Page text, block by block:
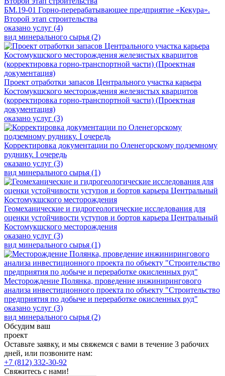
БМ.19-01 Горно-перерабатывающее предприятие «Кекура».
Второй этап строительства
оказано услуг (4)
вид минерального сырья (2)
Проект отработки запасов Центрального участка карьера
Костомукшского месторождения железистых кварцитов
(корректировка горно-транспортной части) (Проектная
документация)
оказано услуг (3)
Корректировка документации по Оленегорскому подземному
руднику. I очередь
оказано услуг (3)
вид минерального сырья (1)
Геомеханические и гидрогеологические исследования для
оценки устойчивости уступов и бортов карьера Центральный
Костомукшского месторождения
оказано услуг (3)
вид минерального сырья (1)
Месторождение Полянка, проведение инжинирингового
анализа инвестиционного проекта по объекту "Строительство
предприятия по добыче и переработке окисленных руд"
оказано услуг (3)
вид минерального сырья (2)
Обсудим ваш
проект
Оставьте заявку, и мы свяжемся с вами в течение 3 рабочих
дней, или позвоните нам:
+7 (812) 332-30-92
Свяжитесь с нами!